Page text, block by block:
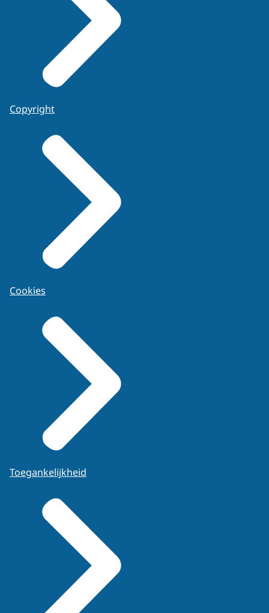
Copyright
Cookies
Toegankelijkheid